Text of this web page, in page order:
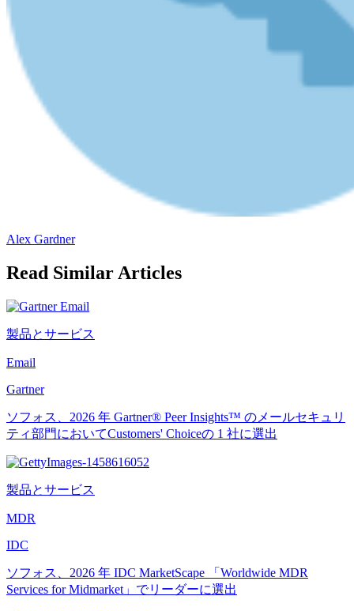
Alex Gardner
Read Similar Articles
製品とサービス
Email
Gartner
ソフォス、2026 年 Gartner® Peer Insights™ のメールセキュリ
ティ部門においてCustomers' Choiceの 1 社に選出
製品とサービス
MDR
IDC
ソフォス、2026 年 IDC MarketScape 「Worldwide MDR
Services for Midmarket」でリーダーに選出